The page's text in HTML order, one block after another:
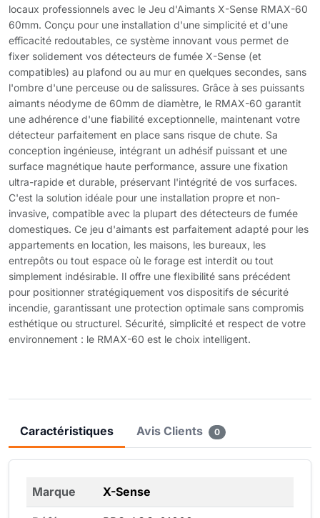
locaux professionnels avec le Jeu d'Aimants X-Sense RMAX-60
60mm. Conçu pour une installation d'une simplicité et d'une
efficacité redoutables, ce système innovant vous permet de
fixer solidement vos détecteurs de fumée X-Sense (et
compatibles) au plafond ou au mur en quelques secondes, sans
l'ombre d'une perceuse ou de salissures. Grâce à ses puissants
aimants néodyme de 60mm de diamètre, le RMAX-60 garantit
une adhérence d'une fiabilité exceptionnelle, maintenant votre
détecteur parfaitement en place sans risque de chute. Sa
conception ingénieuse, intégrant un adhésif puissant et une
surface magnétique haute performance, assure une fixation
ultra-rapide et durable, préservant l'intégrité de vos surfaces.
C'est la solution idéale pour une installation propre et non-
invasive, compatible avec la plupart des détecteurs de fumée
domestiques. Ce jeu d'aimants est parfaitement adapté pour les
appartements en location, les maisons, les bureaux, les
entrepôts ou tout espace où le forage est interdit ou tout
simplement indésirable. Il offre une flexibilité sans précédent
pour positionner stratégiquement vos dispositifs de sécurité
incendie, garantissant une protection optimale sans compromis
esthétique ou structurel. Sécurité, simplicité et respect de votre
environnement : le RMAX-60 est le choix intelligent.
Caractéristiques Avis Clients 0
Marque X-Sense